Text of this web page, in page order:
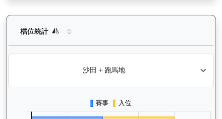
檔位統計 炯炯有神（H341）— 檔位統計分析：查看馬匹